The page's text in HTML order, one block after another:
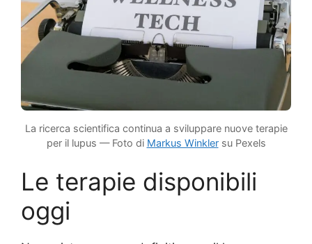
La ricerca scientifica continua a sviluppare nuove terapie
per il lupus — Foto di Markus Winklersu Pexels
Le terapie disponibili
oggi